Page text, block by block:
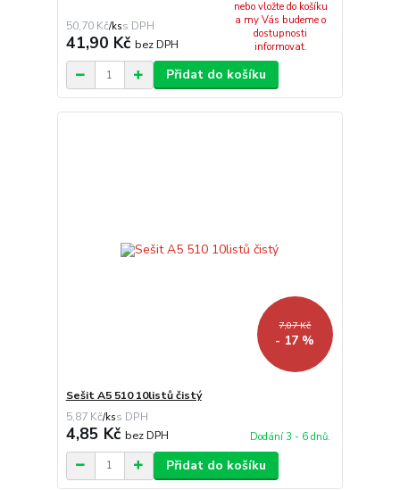
50,70 Kč/ks
41,90 Kč bez DPH
nebo vložte do košíku
a my Vás budeme o
dostupnosti
informovat.
Přidat do košíku
7,07 Kč
- 17 %
Sešit A5 510 10listů čistý
5,87 Kč/ks
4,85 Kč bez DPH Dodání 3 - 6 dnů.
Přidat do košíku